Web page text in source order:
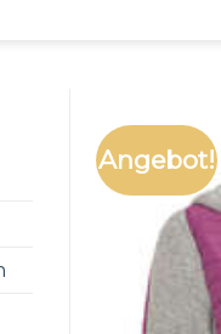
Angebot!